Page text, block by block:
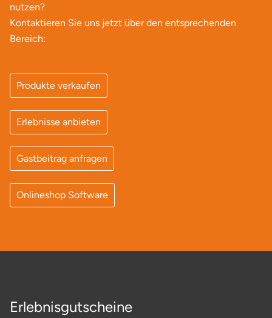
nutzen?
Kontaktieren Sie uns jetzt über den entsprechenden
Bereich:
Produkte verkaufen
Erlebnisse anbieten
Gastbeitrag anfragen
Onlineshop Software
Erlebnisgutscheine